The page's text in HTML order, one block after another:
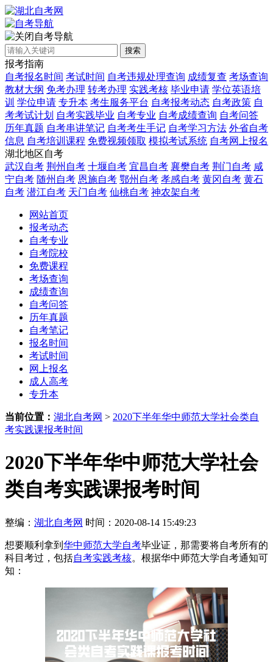
自考导航
搜索
报考指南
自考报名时间 考试时间 自考违规处理查询 成绩复查 考场查询
教材大纲 免考办理 转考办理 实践考核 毕业申请 学位英语培
训 学位申请 专升本 考生服务平台 自考报考动态 自考政策 自
考考试计划 自考实践毕业 自考专业 自考成绩查询 自考问答
历年真题 自考串讲笔记 自考考生手记 自考学习方法 外省自考
信息 自考培训课程 免费视频领取 模拟考试系统 自考网上报名
湖北地区自考
武汉自考 荆州自考 十堰自考 宜昌自考 襄樊自考 荆门自考 咸
宁自考 随州自考 恩施自考 鄂州自考 孝感自考 黄冈自考 黄石
自考 潜江自考 天门自考 仙桃自考 神农架自考
网站首页
报考动态
自考专业
自考院校
免费课程
考场查询
成绩查询
自考问答
历年真题
自考笔记
报名时间
考试时间
网上报名
成人高考
专升本
当前位置： 湖北自考网 > 2020下半年华中师范大学社会类自
考实践课报考时间
2020下半年华中师范大学社会
类自考实践课报考时间
整编： 湖北自考网 时间：2020-08-14 15:49:23
想要顺利拿到 华中师范大学自考毕业证，那需要将自考所有的
科目考过，包括自考实践考核。根据华中师范大学自考通知可
知：